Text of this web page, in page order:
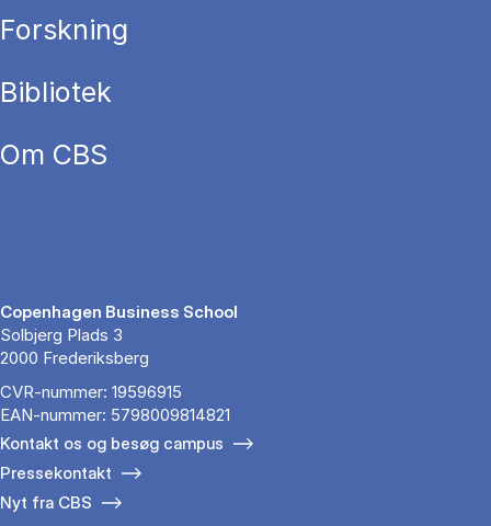
Forskning
Bibliotek
Om CBS
Copenhagen Business School
Solbjerg Plads 3
2000 Frederiksberg
CVR-nummer: 19596915
EAN-nummer: 5798009814821
Kontakt os og besøg campus
Pressekontakt
Nyt fra CBS